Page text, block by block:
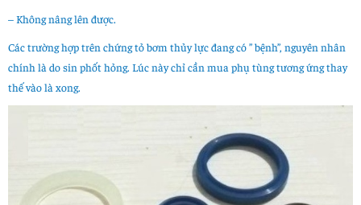
– Không nâng lên được.
Các trường hợp trên chứng tỏ bơm thủy lực đang có ” bệnh”, nguyên nhân
chính là do sin phốt hỏng. Lúc này chỉ cần mua phụ tùng tương ứng thay
thế vào là xong.